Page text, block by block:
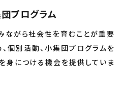
プログラム
ながら社会性を育むことが重要
個別活動、小集団プログラムを
身につける機会を提供していま